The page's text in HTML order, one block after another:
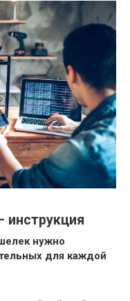
инструкция
нужно
для каждой